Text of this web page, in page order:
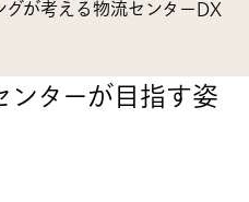
が考える物流センターDX
ターが目指す姿